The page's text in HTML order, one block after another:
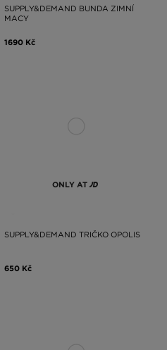
SUPPLY&DEMAND BUNDA ZIMNÍ
MACY
1690 Kč
ONLY AT
SUPPLY&DEMAND TRIČKO OPOLIS
650 Kč